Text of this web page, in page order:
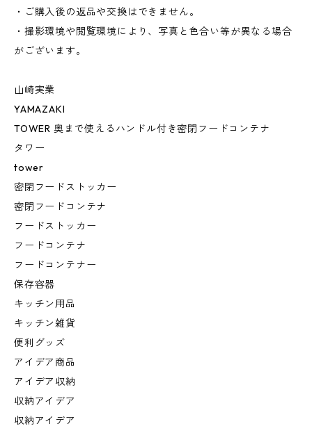
・ご購入後の返品や交換はできません。
・撮影環境や閲覧環境により、写真と色合い等が異なる場合
がございます。
山崎実業
YAMAZAKI
TOWER 奥まで使えるハンドル付き密閉フードコンテナ
タワー
tower
密閉フードストッカー
密閉フードコンテナ
フードストッカー
フードコンテナ
フードコンテナー
保存容器
キッチン用品
キッチン雑貨
便利グッズ
アイデア商品
アイデア収納
収納アイデア
収納アイデア